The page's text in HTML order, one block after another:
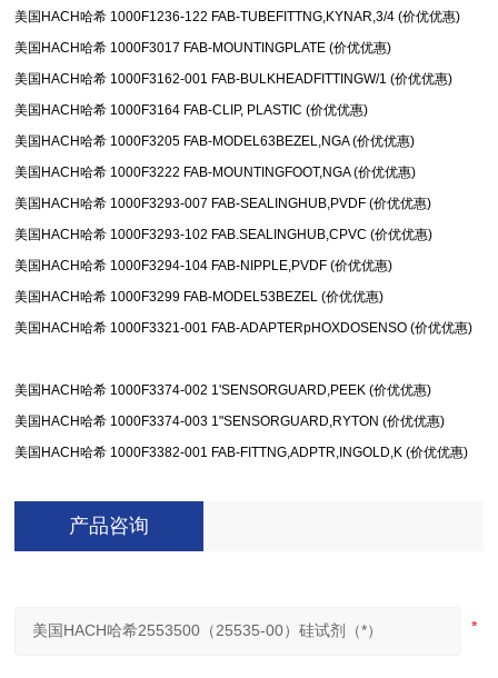
美国HACH哈希 1000F1236-122 FAB-TUBEFITTNG,KYNAR,3/4 (价优优惠)
美国HACH哈希 1000F3017 FAB-MOUNTINGPLATE (价优优惠)
美国HACH哈希 1000F3162-001 FAB-BULKHEADFITTINGW/1 (价优优惠)
美国HACH哈希 1000F3164 FAB-CLIP, PLASTIC (价优优惠)
美国HACH哈希 1000F3205 FAB-MODEL63BEZEL,NGA (价优优惠)
美国HACH哈希 1000F3222 FAB-MOUNTINGFOOT,NGA (价优优惠)
美国HACH哈希 1000F3293-007 FAB-SEALINGHUB,PVDF (价优优惠)
美国HACH哈希 1000F3293-102 FAB.SEALINGHUB,CPVC (价优优惠)
美国HACH哈希 1000F3294-104 FAB-NIPPLE,PVDF (价优优惠)
美国HACH哈希 1000F3299 FAB-MODEL53BEZEL (价优优惠)
美国HACH哈希 1000F3321-001 FAB-ADAPTERpHOXDOSENSO (价优优惠)
美国HACH哈希 1000F3374-002 1'SENSORGUARD,PEEK (价优优惠)
美国HACH哈希 1000F3374-003 1"SENSORGUARD,RYTON (价优优惠)
美国HACH哈希 1000F3382-001 FAB-FITTNG,ADPTR,INGOLD,K (价优优惠)
产品咨询